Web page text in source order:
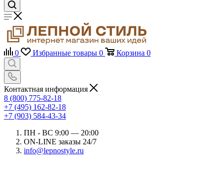
0 Избранные товары 0 Корзина 0
Контактная информация
8 (800) 775-82-18
+7 (495) 162-82-18
+7 (903) 584-43-34
ПН - ВС 9:00 — 20:00
ON-LINE заказы 24/7
info@lepnostyle.ru